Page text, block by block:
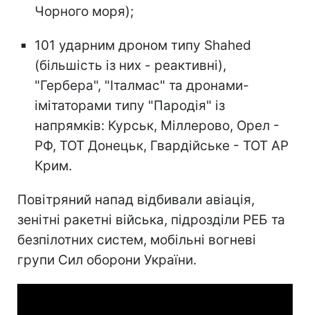
Чорного моря);
101 ударним дроном типу Shahed
(більшість із них - реактивні),
"Гербера", "Італмас" та дронами-
імітаторами типу "Пародія" із
напрямків: Курськ, Міллерово, Орел -
РФ, ТОТ Донецьк, Гвардійське - ТОТ АР
Крим.
Повітряний напад відбивали авіація,
зенітні ракетні війська, підрозділи РЕБ та
безпілотних систем, мобільні вогневі
групи Сил оборони України.